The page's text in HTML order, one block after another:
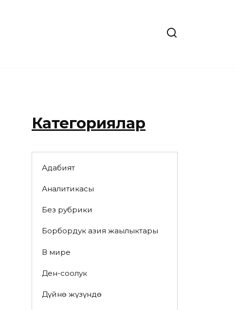
Категориялар
Адабият
Аналитикасы
Без рубрики
Борбордук азия жаңылыктары
В мире
Ден-соолук
Дүйнө жүзүндө